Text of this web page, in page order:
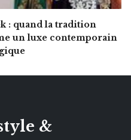
: quand la tradition
un luxe contemporain
&